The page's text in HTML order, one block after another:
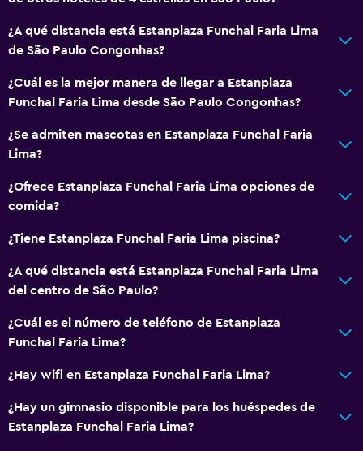
Cafetería
Accesibilidad y adecuación
Mascotas permitidas bajo consulta (pueden aplicar cargos
extra)
Ascensor
Ascensor disponible
Estacionamiento accesible
Para no fumadores
Ducha
Secador de pelo
Aseo
Papel higiénico
¿A qué distancia está Estanplaza Funchal Faria Lima
de São Paulo Congonhas?
¿Cuál es la mejor manera de llegar a Estanplaza
Funchal Faria Lima desde São Paulo Congonhas?
¿Se admiten mascotas en Estanplaza Funchal Faria
Lima?
¿Ofrece Estanplaza Funchal Faria Lima opciones de
comida?
¿Tiene Estanplaza Funchal Faria Lima piscina?
¿A qué distancia está Estanplaza Funchal Faria Lima
del centro de São Paulo?
¿Cuál es el número de teléfono de Estanplaza
Funchal Faria Lima?
¿Hay wifi en Estanplaza Funchal Faria Lima?
¿Hay un gimnasio disponible para los huéspedes de
Estanplaza Funchal Faria Lima?